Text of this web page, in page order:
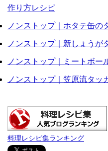
作り方レシピ
ノンストップ｜ホタテ缶の
ノンストップ｜新しょうが
ノンストップ｜ミートボー
ノンストップ｜笠原流タッ
料理レシピ集ランキング